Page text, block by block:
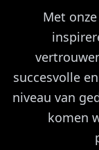
Met
succesvolle
niveau van
komen